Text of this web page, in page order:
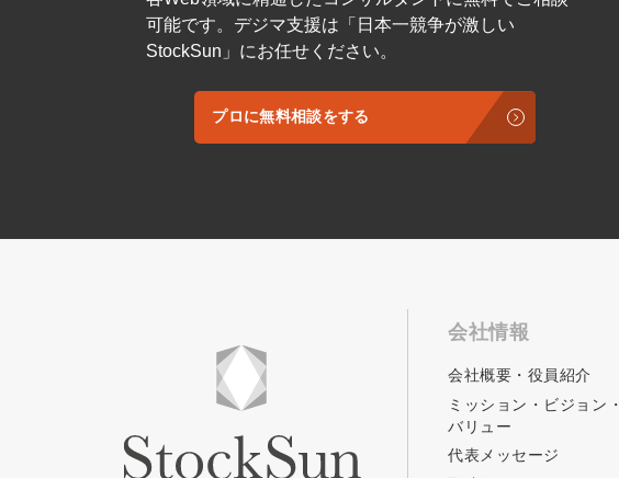
可能です。デジマ支援は「日本一競争が激しい
StockSun」にお任せください。
プロに無料相談をする
会社情報
会社概要・役員紹介
ミッション・ビジョン・
バリュー
代表メッセージ